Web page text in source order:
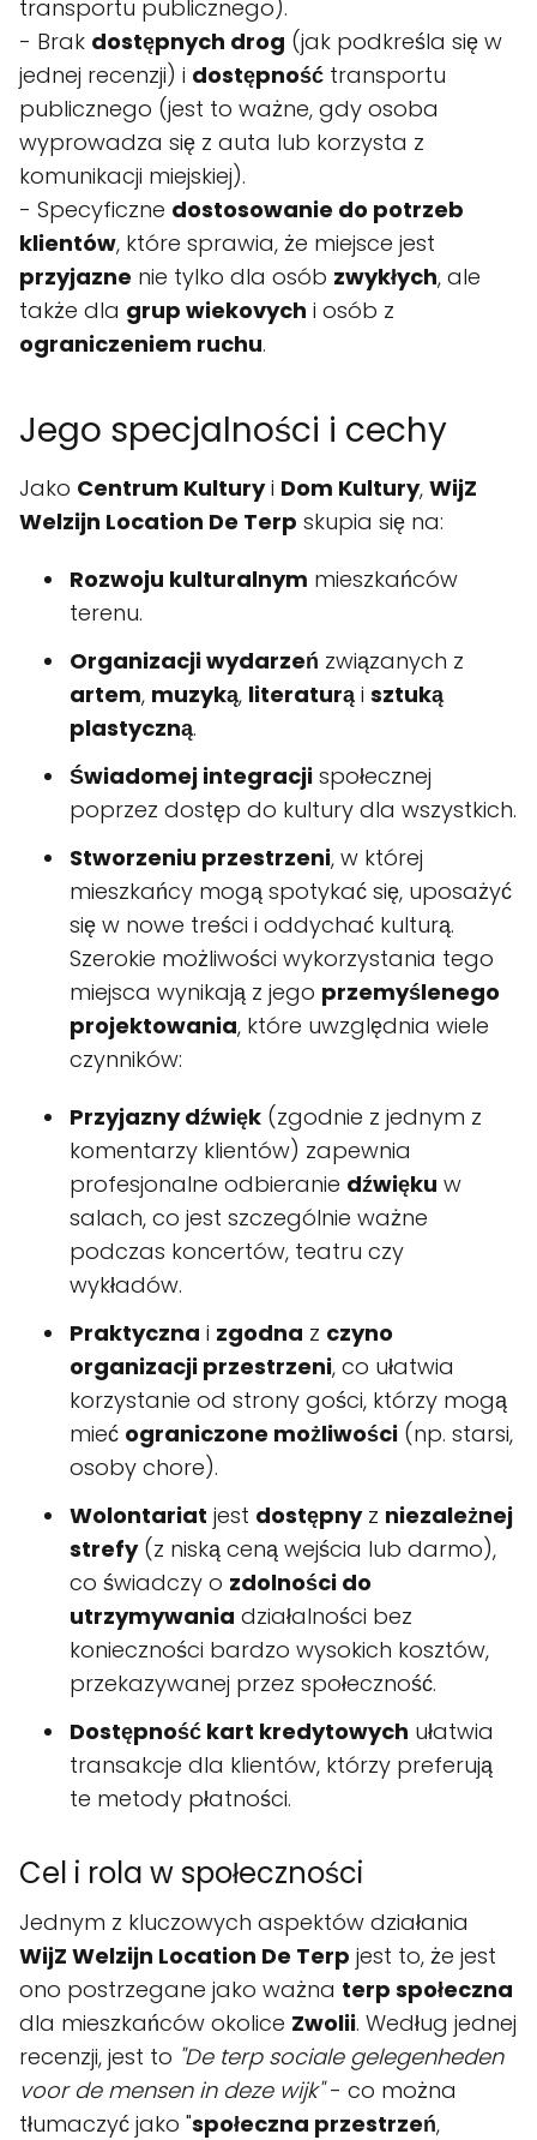
transportu publicznego).
- Brak dostępnych drog (jak podkreśla się w
jednej recenzji) i dostępność transportu
publicznego (jest to ważne, gdy osoba
wyprowadza się z auta lub korzysta z
komunikacji miejskiej).
- Specyficzne dostosowanie do potrzeb
klientów, które sprawia, że miejsce jest
przyjazne nie tylko dla osób zwykłych, ale
także dla grup wiekovych i osób z
ograniczeniem ruchu.
Jego specjalności i cechy
Jako Centrum Kulturyi Dom Kultury, WijZ
Welzijn Location De Terp skupia się na:
Rozwoju kulturalnym mieszkańców
terenu.
Organizacji wydarzeń związanych z
artem, muzyką, literaturą i sztuką
plastyczną.
Świadomej integracji społecznej
poprzez dostęp do kultury dla wszystkich.
Stworzeniu przestrzeni, w której
mieszkańcy mogą spotykać się, uposażyć
się w nowe treści i oddychać kulturą.
Szerokie możliwości wykorzystania tego
miejsca wynikają z jego przemyślenego
projektowania, które uwzględnia wiele
czynników:
Przyjazny dźwięk (zgodnie z jednym z
komentarzy klientów) zapewnia
profesjonalne odbieranie dźwięku w
salach, co jest szczególnie ważne
podczas koncertów, teatru czy
wykładów.
Praktyczna i zgodna z czyno
organizacji przestrzeni, co ułatwia
korzystanie od strony gości, którzy mogą
mieć ograniczone możliwości (np. starsi,
osoby chore).
Wolontariat jest dostępnyz niezależnej
strefy(z niską ceną wejścia lub darmo),
co świadczy o zdolności do
utrzymywania działalności bez
konieczności bardzo wysokich kosztów,
przekazywanej przez społeczność.
Dostępność kart kredytowych ułatwia
transakcje dla klientów, którzy preferują
te metody płatności.
Cel i rola w społeczności
Jednym z kluczowych aspektów działania
WijZ Welzijn Location De Terp jest to, że jest
ono postrzegane jako ważna terp społeczna
dla mieszkańców okolice Zwolii. Według jednej
recenzji, jest to "De terp sociale gelegenheden
voor de mensen in deze wijk"- co można
tłumaczyć jako "społeczna przestrzeń,